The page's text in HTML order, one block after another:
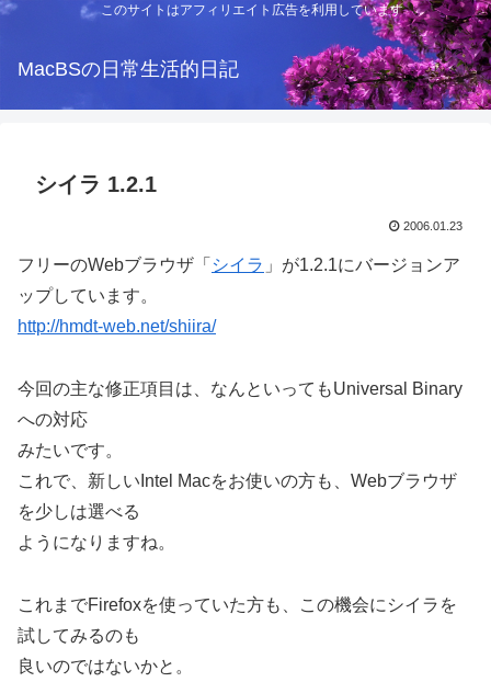
このサイトはアフィリエイト広告を利用しています
MacBSの日常生活的日記
シイラ 1.2.1
2006.01.23
フリーのWebブラウザ「 シイラ 」が1.2.1にバージョンア
ップしています。
http://hmdt-web.net/shiira/
今回の主な修正項目は、なんといってもUniversal Binary
への対応
みたいです。
これで、新しいIntel Macをお使いの方も、Webブラウザ
を少しは選べる
ようになりますね。
これまでFirefoxを使っていた方も、この機会にシイラを
試してみるのも
良いのではないかと。